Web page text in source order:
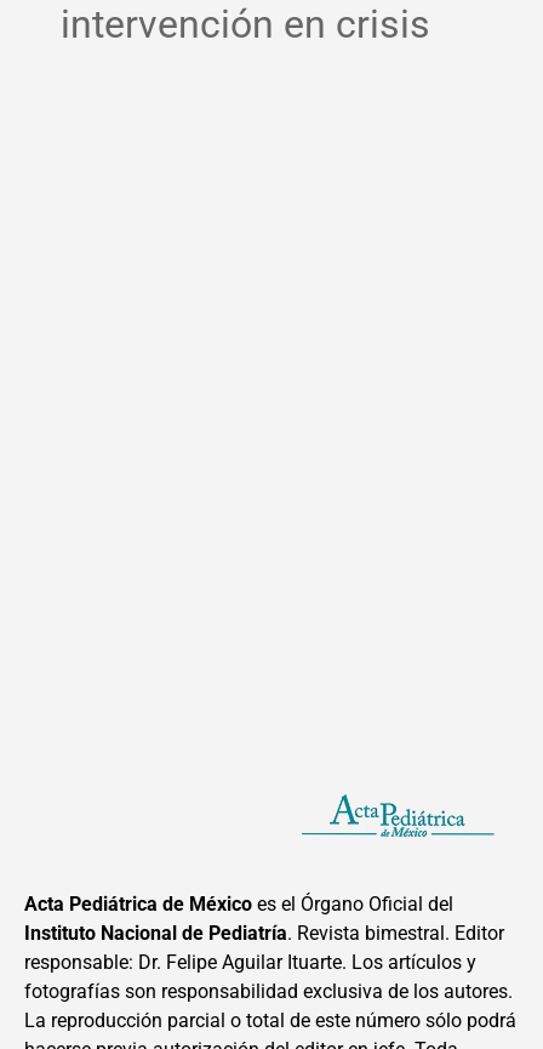
intervención en crisis
Acta Pediátrica de México es el Órgano Oficial del
Instituto Nacional de Pediatría. Revista bimestral. Editor
responsable: Dr. Felipe Aguilar Ituarte. Los artículos y
fotografías son responsabilidad exclusiva de los autores.
La reproducción parcial o total de este número sólo podrá